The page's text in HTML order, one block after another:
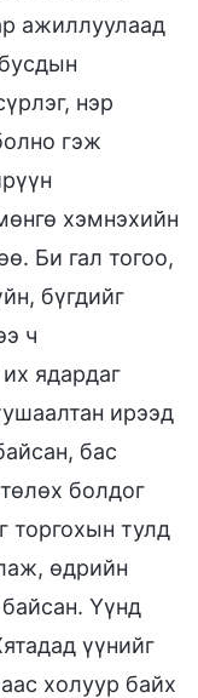
ажиллуулаад
нэр
гэж
хэмнэхийн
Би гал тогоо,
бүгдийг
ч
ядардаг
ирээд
бас
болдог
торгохын тулд
өдрийн
Үүнд
үүнийг
холуур байх